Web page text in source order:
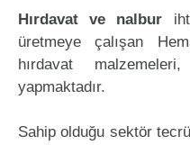
Hırdavat ve nalbur
üretmeye çalışan
hırdavat
yapmaktadır.
Sahip olduğu sektör